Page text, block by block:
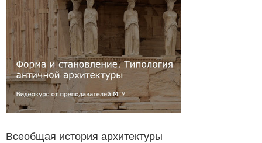
Всеобщая история архитектуры